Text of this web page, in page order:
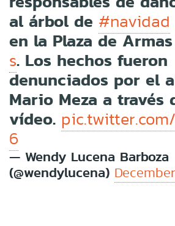
al árbol de #navidad
en la Plaza de
s. Los hechos fueron
denunciados por el
Mario Meza a través
vídeo.
6
— Wendy Lucena Barboza
(@wendylucena)